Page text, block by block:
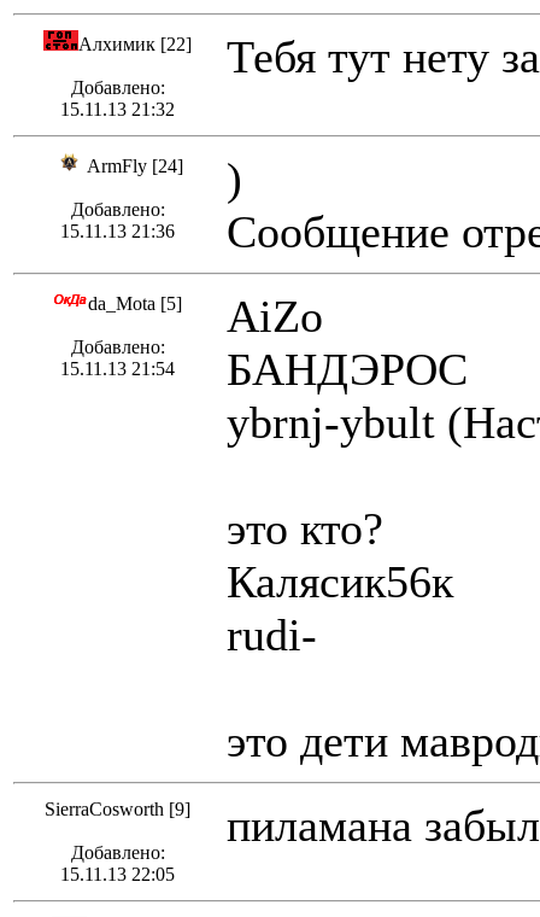
Алхимик [22]
Добавлено:
15.11.13 21:32
Тебя тут нету
ArmFly [24]
Добавлено:
15.11.13 21:36
)
Сообщение
da_Mota [5]
Добавлено:
15.11.13 21:54
AiZo
БАНДЭРОС
ybrnj-ybult
это кто?
Калясик56к
rudi-
это дети
SierraCosworth [9]
Добавлено:
15.11.13 22:05
пиламана